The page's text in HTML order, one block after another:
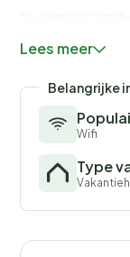
slaapplaatsen.
U woont hier
Geen verhuur
Lees meer
Belangrijke
Wifi
Type